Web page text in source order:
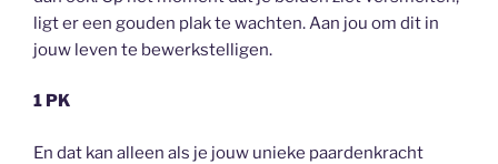
ligt er een gouden plak te wachten. Aan jou om dit in
jouw leven te bewerkstelligen.
1 PK
En dat kan alleen als je jouw unieke paardenkracht